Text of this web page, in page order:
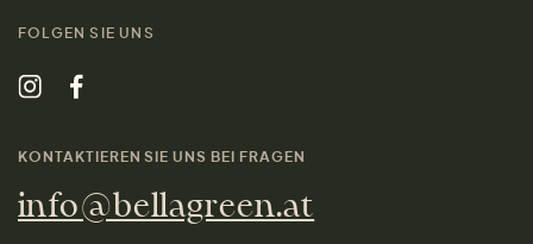
FOLGEN SIE UNS
KONTAKTIEREN SIE UNS BEI FRAGEN
info@bellagreen.at